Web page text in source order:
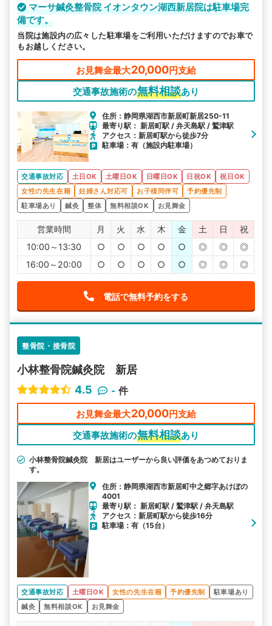
マーサ鍼灸整骨院 イオンタウン湖西新居院は駐車場完
備です。
当院は施設内の広々した駐車場をご利用いただけますのでお車で
もお越しください。
お見舞金最大20,000円支給
交通事故施術の無料相談あり
住所：静岡県湖西市新居町新居250-11
最寄り駅： 新居町駅 / 弁天島駅 / 鷲津駅
アクセス：新居町駅から徒歩7分
駐車場：有（施設内駐車場）
交通事故対応 土日OK 土曜日OK 日曜日OK 日祝OK
祝日OK
女性の先生在籍
妊婦さん対応可 お子様同伴可
予約優先制
駐車場あり
鍼灸 整体 無料相談OK お見舞金
営業時間 月 火 水 木 金 土 日
祝
10:00～13:30
○ ○ ○ ○ ○ ◎ ◎
◎
16:00～20:00
○ ○ ○ ○ ○ ◎ ◎ ◎
電話で無料予約をする
整骨院・接骨院
小林整骨院鍼灸院 新居
4.5
- 件
お見舞金最大20,000円支給
交通事故施術の無料相談あり
小林整骨院鍼灸院 新居はユーザーから良い評価をあつめておりま
す。
住所：静岡県湖西市新居町中之郷字あけぼの
4001
最寄り駅： 新居町駅 / 鷲津駅 / 弁天島駅
アクセス：新居町駅から徒歩16分
駐車場：有（15台）
交通事故対応 土曜日OK 女性の先生在籍 予約優先制
駐車場あり
鍼灸
無料相談OK お見舞金